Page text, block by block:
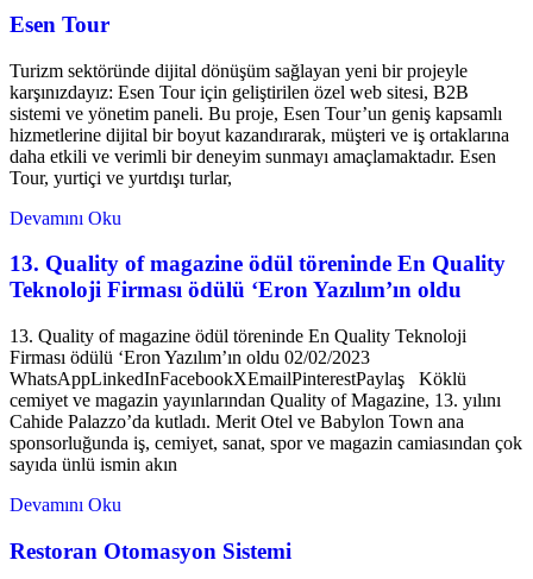
Esen Tour
Turizm sektöründe dijital dönüşüm sağlayan yeni bir projeyle
karşınızdayız: Esen Tour için geliştirilen özel web sitesi, B2B
sistemi ve yönetim paneli. Bu proje, Esen Tour’un geniş kapsamlı
hizmetlerine dijital bir boyut kazandırarak, müşteri ve iş ortaklarına
daha etkili ve verimli bir deneyim sunmayı amaçlamaktadır. Esen
Tour, yurtiçi ve yurtdışı turlar,
Devamını Oku
13. Quality of magazine ödül töreninde En Quality
Teknoloji Firması ödülü ‘Eron Yazılım’ın oldu
13. Quality of magazine ödül töreninde En Quality Teknoloji
Firması ödülü ‘Eron Yazılım’ın oldu 02/02/2023
WhatsAppLinkedInFacebookXEmailPinterestPaylaş Köklü
cemiyet ve magazin yayınlarından Quality of Magazine, 13. yılını
Cahide Palazzo’da kutladı. Merit Otel ve Babylon Town ana
sponsorluğunda iş, cemiyet, sanat, spor ve magazin camiasından çok
sayıda ünlü ismin akın
Devamını Oku
Restoran Otomasyon Sistemi